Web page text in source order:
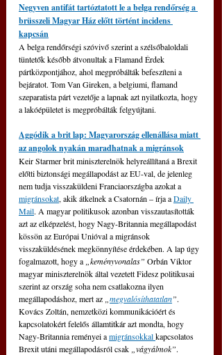
Negyven antifát tartóztatott le a belga rendőrség a
brüsszeli Magyar Ház előtt történt incidens
kapcsán
A belga rendőrségi szóvivő szerint a szélsőbaloldali
tüntetők később átvonultak a Flamand Érdek
pártközpontjához, ahol megpróbálták befeszíteni a
bejáratot. Tom Van Gireken, a belgiumi, flamand
szeparatista párt vezetője a lapnak azt nyilatkozta, hogy
a lakóépületet is megpróbálták felgyújtani.
Aggódik a brit lap: Magyarország ellenállása miatt
az angolok nyakán maradhatnak a migránsok
Keir Starmer brit miniszterelnök helyreállítaná a Brexit
előtti biztonsági megállapodást az EU-val, de jelenleg
nem tudja visszaküldeni Franciaországba azokat a
migránsokat, akik átkelnek a Csatornán – írja a Daily
Mail. A magyar politikusok azonban visszautasították
azt az elképzelést, hogy Nagy-Britannia megállapodást
kössön az Európai Unióval a migránsok
visszaküldésének megkönnyítése érdekében. A lap úgy
fogalmazott, hogy a
„keményvonalas” Orbán Viktor
magyar miniszterelnök által vezetett Fidesz politikusai
szerint az ország soha nem csatlakozna ilyen
megállapodáshoz, mert az
megvalósíthatatlan”.
Kovács Zoltán, nemzetközi kommunikációért és
kapcsolatokért felelős államtitkár azt mondta, hogy
Nagy-Britannia reményei a migránsokkal kapcsolatos
Brexit utáni megállapodásról csak
„vágyálmok”.